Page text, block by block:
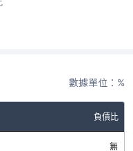
數據單位：%
負債比
無